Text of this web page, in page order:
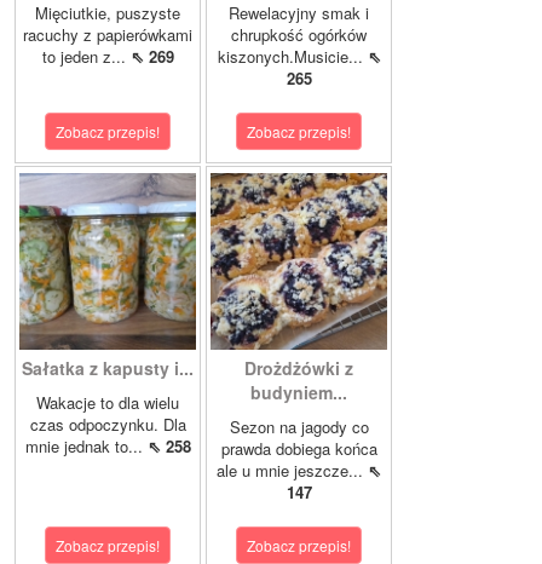
Mięciutkie, puszyste
racuchy z papierówkami
to jeden z... ⇖ 269
Zobacz przepis!
Rewelacyjny smak i
chrupkość ogórków
kiszonych.Musicie... ⇖
265
Zobacz przepis!
Sałatka z kapusty i...
Wakacje to dla wielu
czas odpoczynku. Dla
mnie jednak to... ⇖ 258
Zobacz przepis!
Drożdżówki z
budyniem...
Sezon na jagody co
prawda dobiega końca
ale u mnie jeszcze... ⇖
147
Zobacz przepis!